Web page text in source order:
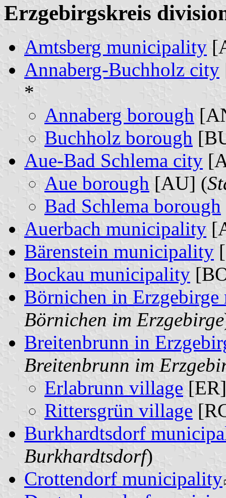
Erzgebirgskreis
Amtsberg municipality
Annaberg-Buchholz city
*
Annaberg borough
Buchholz borough
Aue-Bad Schlema city
Aue borough [AU] (
Bad Schlema borough
Auerbach municipality
Bärenstein municipality
Bockau municipality
Börnichen in
Börnichen im Erzgebirge
Breitenbrunn in
Breitenbrunn im
Erlabrunn village
Rittersgrün village
Burkhardtsdorf
Burkhardtsdorf)
Crottendorf municipality